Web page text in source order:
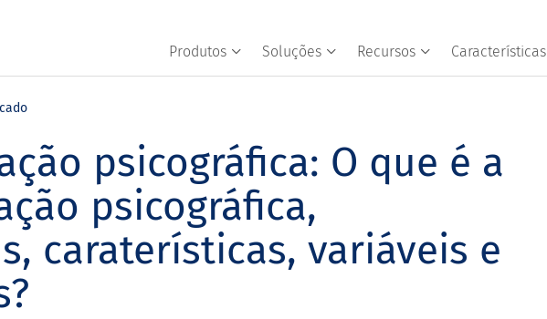
Produtos Soluções Recursos Características
psicográfica: O que é a
psicográfica,
caraterísticas, variáveis e